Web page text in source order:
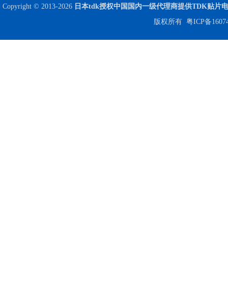
Copyright © 2013-2026 日本tdk授权中国国内一级代理商提供TDK贴片
版权所有 粤ICP备